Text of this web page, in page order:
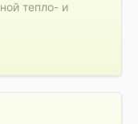
тепло- и